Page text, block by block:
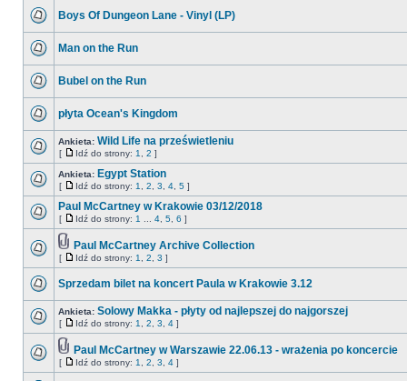
Boys Of Dungeon Lane - Vinyl (LP)
Man on the Run
Bubel on the Run
płyta Ocean's Kingdom
Ankieta: Wild Life na prześwietleniu
[ Idź do strony: 1 2 ]
Ankieta: Egypt Station
[ Idź do strony: 1 2 3 4 5 ]
Paul McCartney w Krakowie 03/12/2018
[ Idź do strony: 1 4 5 6 ]
Paul McCartney Archive Collection
[ Idź do strony: 1 2 3 ]
Sprzedam bilet na koncert Paula w Krakowie 3.12
Ankieta: Solowy Makka - płyty od najlepszej do najgorszej
[ Idź do strony: 1 2 3 4 ]
Paul McCartney w Warszawie 22.06.13 - wrażenia po koncercie
[ Idź do strony: 1 2 3 4 ]